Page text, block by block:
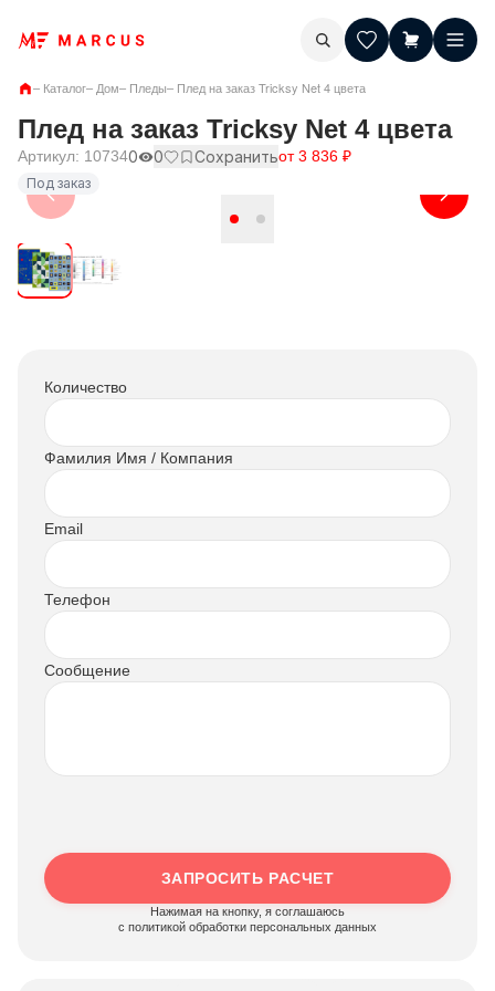
– Каталог– Дом– Пледы– Плед на заказ Tricksy Net 4 цвета
Плед на заказ Tricksy Net 4 цвета
Артикул: 107340 0 Сохранитьот3 836 ₽
Под заказ
Количество
Фамилия Имя / Компания
Email
Телефон
Сообщение
ЗАПРОСИТЬ РАСЧЕТ
Нажимая на кнопку, я соглашаюсь
c политикой обработки персональных данных